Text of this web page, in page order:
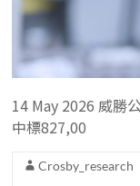
14 May 2026 威勝
中標827,00
Crosby_research